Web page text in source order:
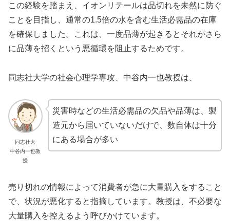
この経験を踏まえ、イオンリテールは品切れを未然に防ぐ
ことを目指し、通常の1.5倍の水を含む生活必需品の在庫
を確保しました。これは、一度品薄が起きるとそれがさら
に品薄を招くという悪循環を阻止するためです。
同志社大学の社会心理学専攻、中谷内一也教授は、
同志社大
中谷内一也教
授
災害時などの生活必需品の欠品や品薄は、製
造元から届いていないだけで、数自体は十分
にある場合が多い
売り切れの情報によって消費者が急に大量購入をすること
で、状況が悪化すると指摘しています。教授は、不必要な
大量購入を控えるよう呼びかけています。